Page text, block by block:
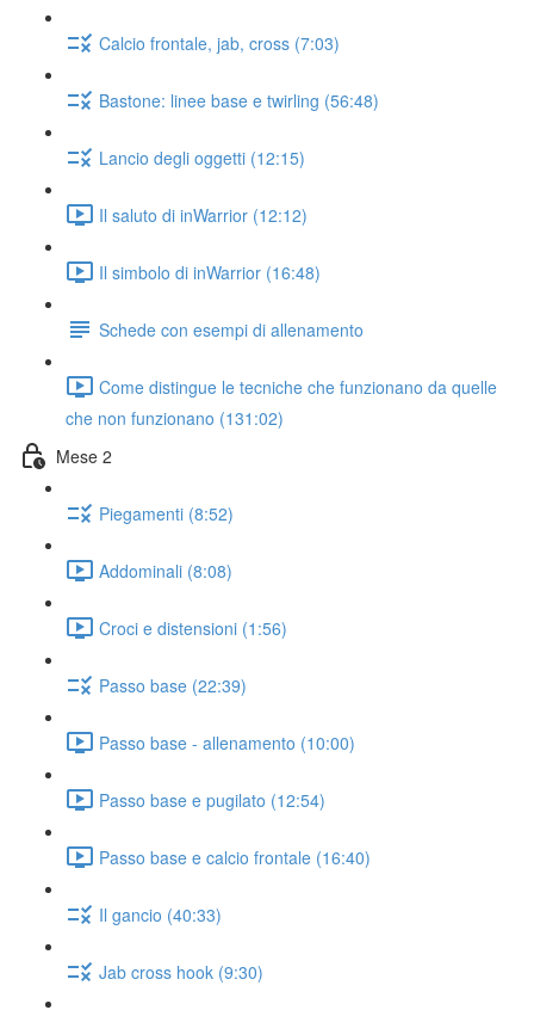
Calcio frontale, jab, cross (7:03)
Bastone: linee base e twirling (56:48)
Lancio degli oggetti (12:15)
Il saluto di inWarrior (12:12)
Il simbolo di inWarrior (16:48)
Schede con esempi di allenamento
Come distingue le tecniche che funzionano da quelle
che non funzionano (131:02)
Mese 2
Piegamenti (8:52)
Addominali (8:08)
Croci e distensioni (1:56)
Passo base (22:39)
Passo base - allenamento (10:00)
Passo base e pugilato (12:54)
Passo base e calcio frontale (16:40)
Il gancio (40:33)
Jab cross hook (9:30)